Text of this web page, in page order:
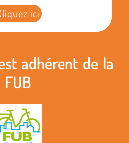
ici
adhérent de la
FUB